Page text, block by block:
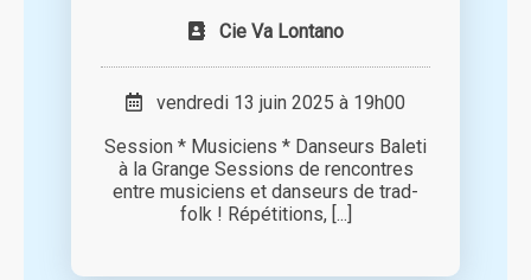
Cie Va Lontano
vendredi 13 juin 2025 à 19h00
Session * Musiciens * Danseurs Baleti
à la Grange Sessions de rencontres
entre musiciens et danseurs de trad-
folk ! Répétitions, [...]